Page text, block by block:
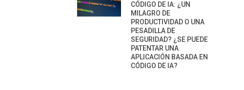
CÓDIGO DE IA: ¿UN
MILAGRO DE
PRODUCTIVIDAD O UNA
PESADILLA DE
SEGURIDAD? ¿SE PUEDE
PATENTAR UNA
APLICACIÓN BASADA EN
CÓDIGO DE IA?